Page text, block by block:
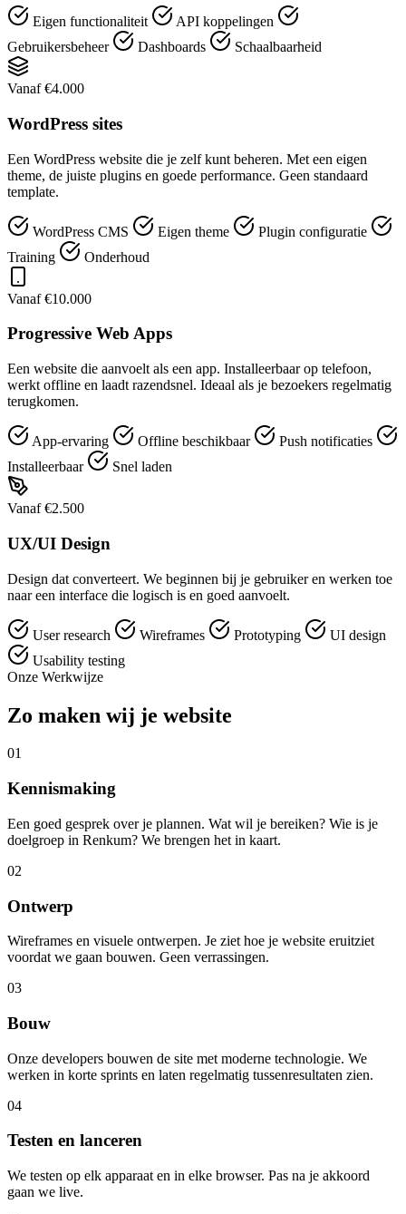
Eigen functionaliteit
API koppelingen
Gebruikersbeheer
Dashboards Schaalbaarheid
Vanaf €4.000
WordPress sites
Een WordPress website die je zelf kunt beheren. Met een eigen
theme, de juiste plugins en goede performance. Geen standaard
template.
WordPress CMS Eigen theme
Plugin configuratie
Training
Onderhoud
Vanaf €10.000
Progressive Web Apps
Een website die aanvoelt als een app. Installeerbaar op telefoon,
werkt offline en laadt razendsnel. Ideaal als je bezoekers regelmatig
terugkomen.
App-ervaring Offline beschikbaar
Push notificaties
Installeerbaar
Snel laden
Vanaf €2.500
UX/UI Design
Design dat converteert. We beginnen bij je gebruiker en werken toe
naar een interface die logisch is en goed aanvoelt.
User research Wireframes Prototyping
UI design
Usability testing
Onze Werkwijze
Zo maken wij je website
01
Kennismaking
Een goed gesprek over je plannen. Wat wil je bereiken? Wie is je
doelgroep in Renkum? We brengen het in kaart.
02
Ontwerp
Wireframes en visuele ontwerpen. Je ziet hoe je website eruitziet
voordat we gaan bouwen. Geen verrassingen.
03
Bouw
Onze developers bouwen de site met moderne technologie. We
werken in korte sprints en laten regelmatig tussenresultaten zien.
04
Testen en lanceren
We testen op elk apparaat en in elke browser. Pas na je akkoord
gaan we live.